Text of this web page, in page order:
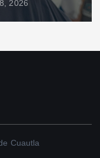
2026
Cuautla